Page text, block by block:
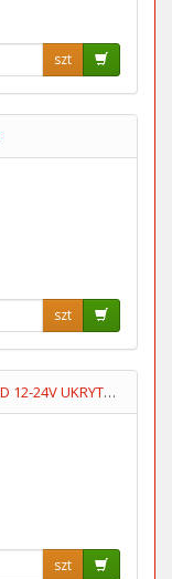
szt
szt
WYŁĄCZNIK PODBLATOWYDO TAŚM LED 12-24V UKRYTY,PRZYKLEJANY
szt